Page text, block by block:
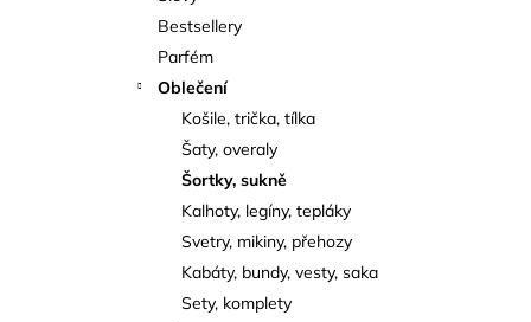
Bestsellery
Parfém
Oblečení
Košile, trička, tílka
Šaty, overaly
Šortky, sukně
Kalhoty, legíny, tepláky
Svetry, mikiny, přehozy
Kabáty, bundy, vesty, saka
Sety, komplety
ELASTICKÉ, STAHUJÍCÍ BODY EDEN
449 kč